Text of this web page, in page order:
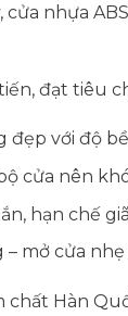
nhựa
đạt tiêu
đẹp với độ
cửa nên
hạn chế
mở cửa
Hàn